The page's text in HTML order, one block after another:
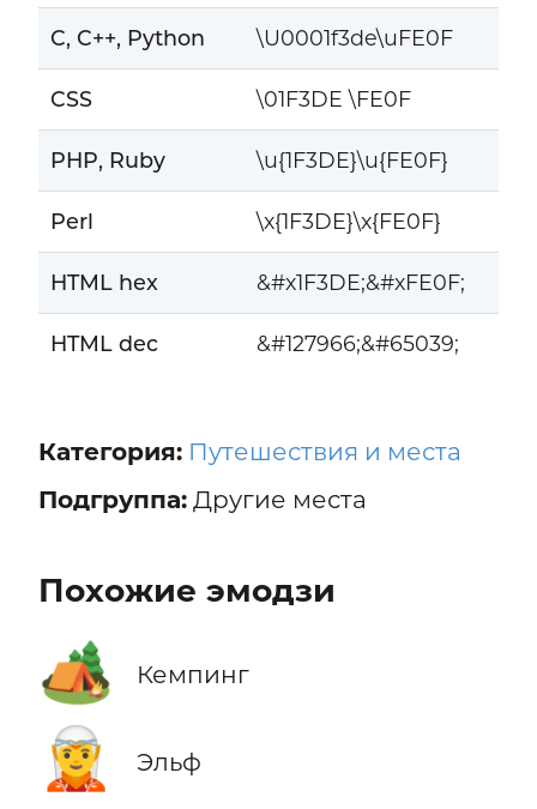
C, C++, Python \U0001f3de\uFE0F
CSS \01F3DE \FE0F
PHP, Ruby \u{1F3DE}\u{FE0F}
Perl \x{1F3DE}\x{FE0F}
HTML hex &#x1F3DE;&#xFE0F;
HTML dec &#127966;&#65039;
Категория: Путешествия и места
Подгруппа:Другие места
Похожие эмодзи
🏕️ Кемпинг
🧝 Эльф